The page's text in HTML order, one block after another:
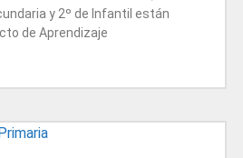
y 2º de Infantil están
de Aprendizaje